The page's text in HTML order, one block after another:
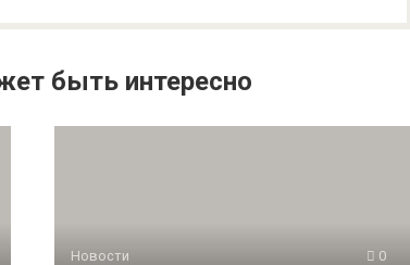
быть интересно
Новости 0